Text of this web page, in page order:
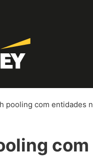
pooling com entidades